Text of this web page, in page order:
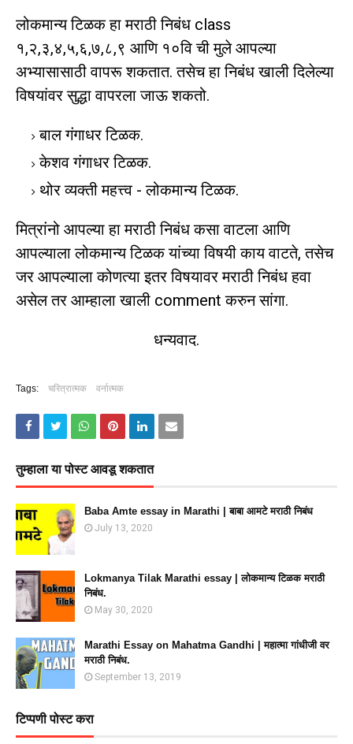
लोकमान्य टिळक हा मराठी निबंध class
१,२,३,४,५,६,७,८,९ आणि १०वि ची मुले आपल्या
अभ्यासासाठी वापरू शकतात. तसेच हा निबंध खाली दिलेल्या
विषयांवर सुद्धा वापरला जाऊ शकतो.
बाल गंगाधर टिळक.
केशव गंगाधर टिळक.
थोर व्यक्ती महत्त्व - लोकमान्य टिळक.
मित्रांनो आपल्या हा मराठी निबंध कसा वाटला आणि
आपल्याला लोकमान्य टिळक यांच्या विषयी काय वाटते, तसेच
जर आपल्याला कोणत्या इतर विषयावर मराठी निबंध हवा
असेल तर आम्हाला खाली comment करुन सांगा.
धन्यवाद.
Tags: चरित्रात्मक वर्नात्मक
तुम्‍हाला या पोस्‍ट आवडू शकतात
Baba Amte essay in Marathi | बाबा आमटे मराठी निबंध
July 13, 2020
Lokmanya Tilak Marathi essay | लोकमान्य टिळक मराठी
निबंध.
May 30, 2020
Marathi Essay on Mahatma Gandhi | महात्मा गांधीजी वर
मराठी निबंध.
September 13, 2019
टिप्पणी पोस्ट करा